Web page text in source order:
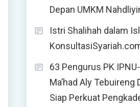
Depan UMKM
Istri Shalihah dalam
63 Pengurus PK
Ma’had Aly Tebuireng
Siap Perkuat